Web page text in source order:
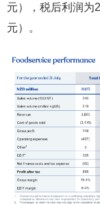
元），税后利润为
元）。